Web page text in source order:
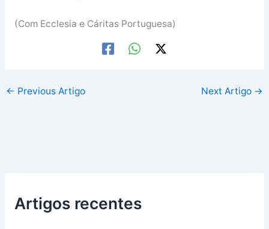
(Com Ecclesia e Cáritas Portuguesa)
← Previous Artigo Next Artigo →
Artigos recentes